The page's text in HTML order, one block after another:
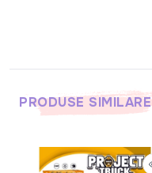
PRODUSE SIMILARE